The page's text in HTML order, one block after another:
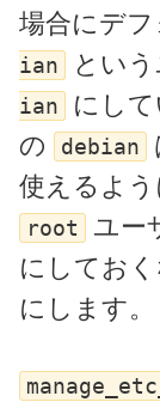
場合にデ
ian という
ian にして
の
debian
使えるよう
root ユー
にしておく
にします。